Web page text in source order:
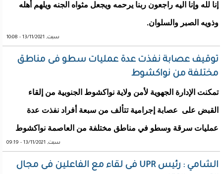
إنا لله وإنا اليه راجعون ربنا يرحمه ويجعل مثواه الجنه ويلهم أهله
وذويه الصبر والسلوان.
سبت, 13/11/2021 - 10:08
توقيف عصابة نفذت عدة عمليات سطو فى مناطق
مختلفة من نواكشوط
تمكنت الإدارة الجهوية لأمن ولاية نواكشوط الجنوبية من إلقاء
القبض على عصابة إجرامية تتألف من سبعة أفراد نفذت عدة
عمليات سرقة وسطو في مناطق مختلفة من العاصمة نواكشوط
سبت, 13/11/2021 - 09:19
الشامي : رئيس UPR فى لقاء مع الفاعلين فى مجال